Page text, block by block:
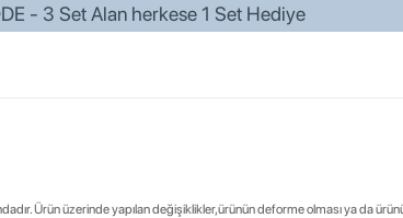
KARGO ÜCRETSİZ
Ürün üzerinde yapılan değişiklikler,ürünün deforme olması ya da